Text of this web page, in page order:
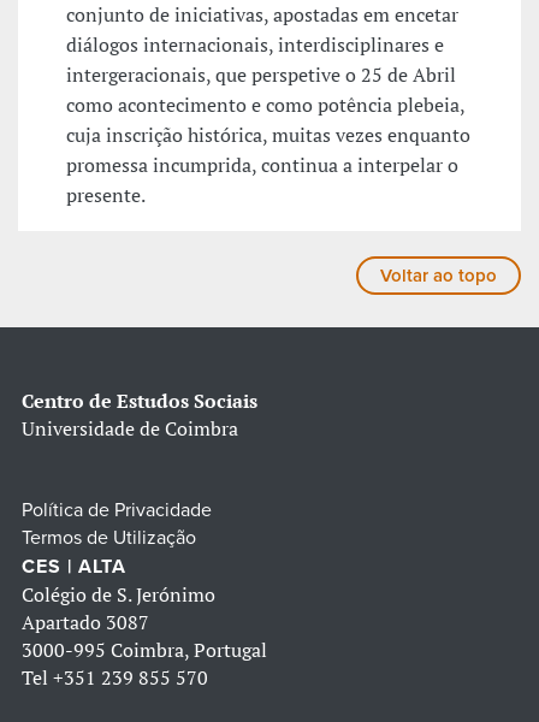
conjunto de iniciativas, apostadas em encetar
diálogos internacionais, interdisciplinares e
intergeracionais, que perspetive o 25 de Abril
como acontecimento e como potência plebeia,
cuja inscrição histórica, muitas vezes enquanto
promessa incumprida, continua a interpelar o
presente.
Voltar ao topo
Centro de Estudos Sociais
Universidade de Coimbra
Política de Privacidade
Termos de Utilização
CES | ALTA
Colégio de S. Jerónimo
Apartado 3087
3000-995 Coimbra, Portugal
Tel +351 239 855 570